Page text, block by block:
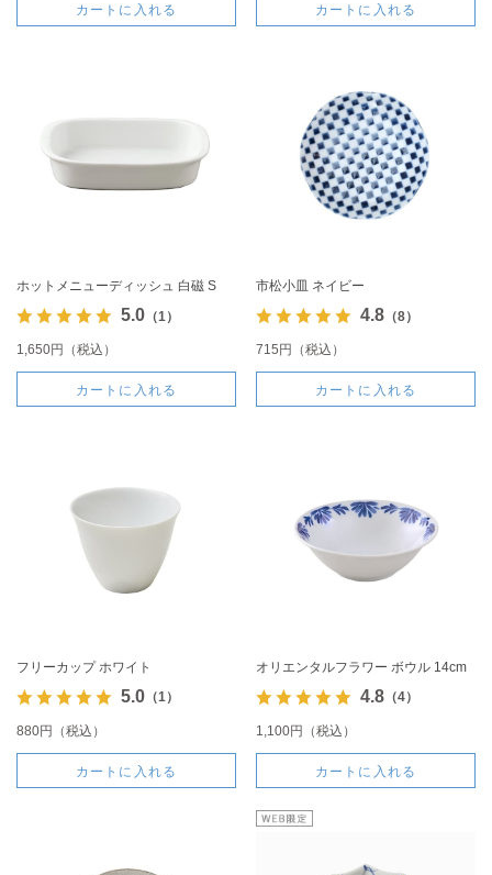
カートに入れる カートに入れる
ホットメニューディッシュ 白磁 S
5.0（1）
1,650円（税込）
カートに入れる
市松小皿 ネイビー
4.8（8）
715円（税込）
カートに入れる
フリーカップ ホワイト
5.0（1）
880円（税込）
カートに入れる
オリエンタルフラワー ボウル 14cm
4.8（4）
1,100円（税込）
カートに入れる